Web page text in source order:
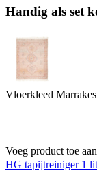
Handig als set
Vloerkleed
Voeg product toe
HG tapijtreiniger 1